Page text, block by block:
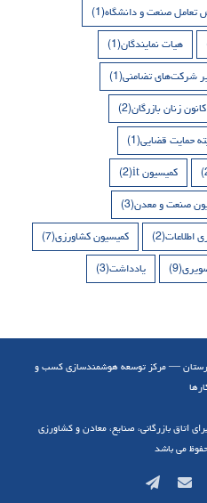
تعامل صنعت و دانشگاه(1)
هیات نمایندگان(1)
شرکت‌های تضامنی(1)
کانون زنان بازرگان(2)
حمایت قضایی(1)
کمیسیون it (2)
صنعت و معدن(3)
اطلاعات(2) کمیسیون کشاورزی(7)
(9) یادداشت(3)
لرستان — مرکز توسعه هوشمندسازی کسب و
اتاق بازرگانی، صنایع، معادن و کشاورزی
می باشد
Email
Telegram